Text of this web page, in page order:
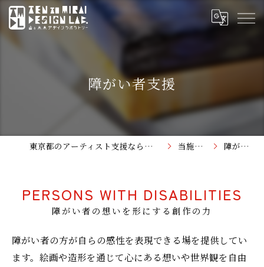
障がい者支援
東京都のアーティスト支援なら点と未来デザインラボラトリー 当施設の特徴 障がい者支援
障がい者の想いを形にする創作の力
PERSONS WITH DISABILITIES
障がい者の方が自らの感性を表現できる場を提供してい
ます。絵画や造形を通じて心にある想いや世界観を自由